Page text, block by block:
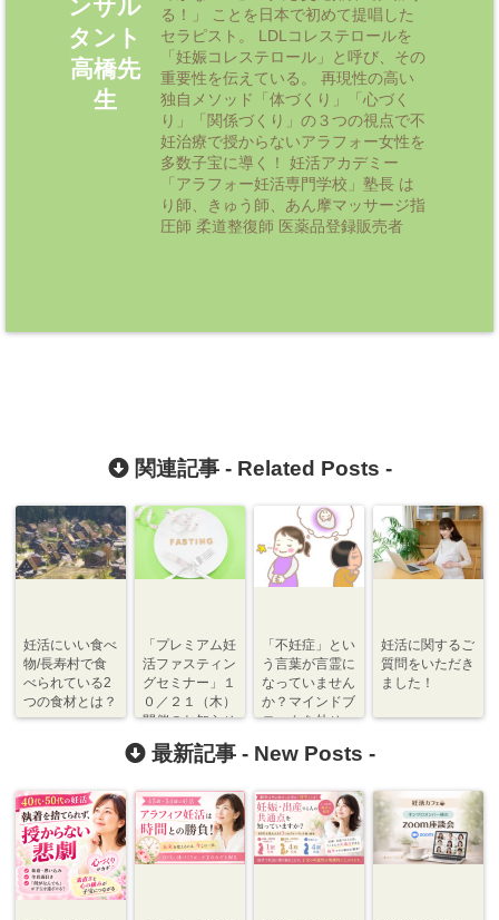
ンサル
タント
高橋先
生
る！」 ことを日本で初めて提唱した
セラピスト。 LDLコレステロールを
「妊娠コレステロール」と呼び、その
重要性を伝えている。 再現性の高い
独自メソッド「体づくり」「心づく
り」「関係づくり」の３つの視点で不
妊治療で授からないアラフォー女性を
多数子宝に導く！ 妊活アカデミー
「アラフォー妊活専門学校」塾長 は
り師、きゅう師、あん摩マッサージ指
圧師 柔道整復師 医薬品登録販売者
関連記事 - Related Posts -
妊活にいい食べ
物/長寿村で食
べられている2
つの食材とは？
「プレミアム妊
活ファスティン
グセミナー」１
０／２１（木）
開催のお知らせ
「不妊症」とい
う言葉が言霊に
なっていません
か？マインドブ
ロックを外せ
昇する！
妊活に関するご
質問をいただき
ました！
最新記事 - New Posts -